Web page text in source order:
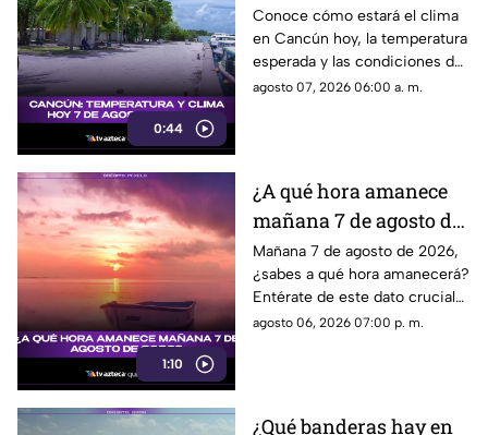
0:44
temperatura, lluvias y
pronóstico del día
Conoce cómo estará el clima
en Cancún hoy, la temperatura
esperada y las condiciones del
tiempo para este 7 de agosto
agosto 07, 2026 06:00 a. m.
1:10
¿A qué hora amanece
mañana 7 de agosto de
2026?
Mañana 7 de agosto de 2026,
¿sabes a qué hora amanecerá?
Entérate de este dato crucial
en nuestra noticia. ¡No te lo
agosto 06, 2026 07:00 p. m.
¿Qué banderas hay en